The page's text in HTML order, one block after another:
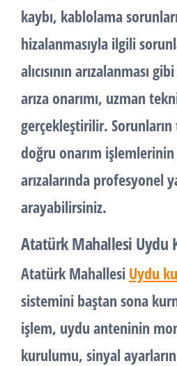
kaybı, kablolama
hizalanmasıyla ilgili
alıcısının arızalanması
arıza onarımı, uzman
gerçekleştirilir.
doğru onarım işlemlerinin
arızalarında profesyonel
arayabilirsiniz.
Atatürk Mahallesi Uydu
Atatürk Mahallesi Uydu
sistemini baştan sona
işlem, uydu anteninin
kurulumu, sinyal